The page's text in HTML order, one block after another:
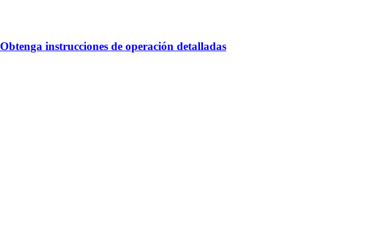
Obtenga instrucciones de operación detalladas